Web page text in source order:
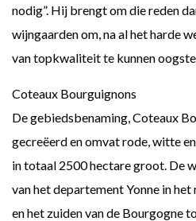
nodig”. Hij brengt om die reden
wijngaarden om, na al het harde
van topkwaliteit te kunnen
Coteaux Bourguignons
De gebiedsbenaming, Coteaux
gecreëerd en omvat rode, witte
in totaal 2500 hectare groot. De
van het departement Yonne in het
en het zuiden van de Bourgogne